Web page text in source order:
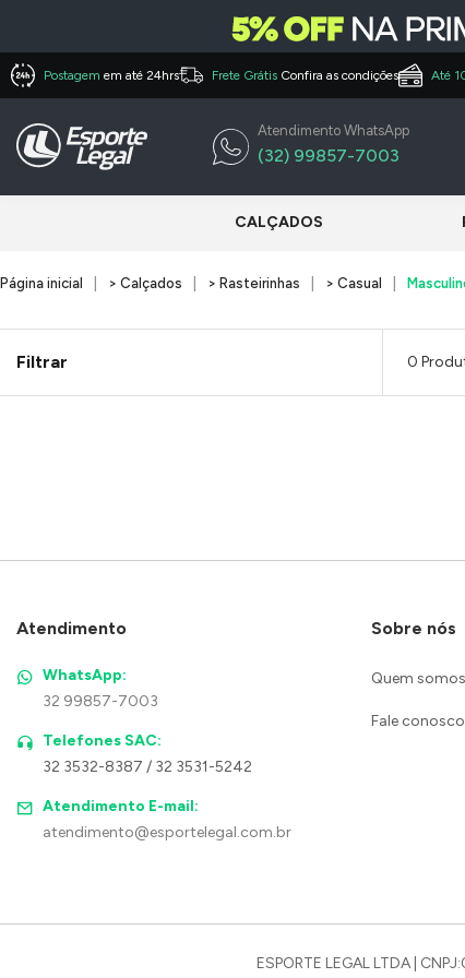
Postagem em até 24hrs Frete Grátis Confira as condições Até
Atendimento WhatsApp
(32) 99857-7003
CALÇADOS
Página inicial > Calçados > Rasteirinhas > Casual
Filtrar 0
Atendimento
WhatsApp:
32 99857-7003
Telefones SAC:
32 3532-8387 / 32 3531-5242
Atendimento E-mail:
atendimento@esportelegal.com.br
Sobre nós
Quem somos
Fale conosco
ESPORTE LEGAL LTDA |